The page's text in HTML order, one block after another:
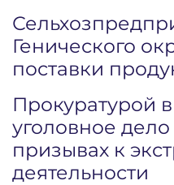
Генического
поставки
Прокуратурой
уголовное
призывах к
деятельности